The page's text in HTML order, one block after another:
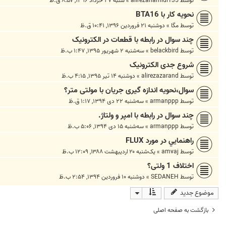
نحویه کار با BTA16
توسطمگا » دوشنبه ۲۱ فروردین ۱۳۹۶, ۱۰:۴۱ ق.ظ
چند سوال در رابطه با قطعات در الکترونیک
توسط belackbird
»سه‌شنبه ۲ شهریور ۱۳۹۵, ۱:۴۷ ب.ظ
شروع جدی الکترونیک
توسط alirezazarand
» دوشنبه ۱۴ تیر ۱۳۹۵, ۴:۱۵ ب.ظ
سوال،نحویه اندازه گیری جریان با مولتی متر؟
توسطarmanppp
»سه‌شنبه ۲۲ دی ۱۳۹۴, ۱:۱۷ ق.ظ
چند سوال در رابطه با امپر و ولتاژ.
توسطarmanppp
»سه‌شنبه ۱۵ دی ۱۳۹۴, ۵:۰۶ ب.ظ
راهنمايي در مورد FLUX
توسط amvaj
»یک‌شنبه ۲۰ اردیبهشت ۱۳۸۸, ۱۲:۰۹ ب.ظ
اختلاف 1 ولتی؟
توسط SEDANEH
» دوشنبه ۱۰ فروردین ۱۳۹۴, ۲:۵۴ ب.ظ
موضوع جدید
بازگشت به صفحه اصلی